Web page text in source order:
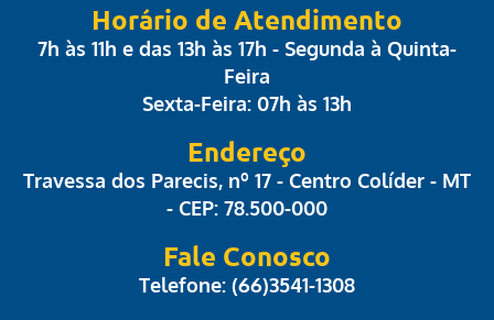
Horário de Atendimento
7h às 11h e das 13h às 17h - Segunda à Quinta-
Feira
Sexta-Feira: 07h às 13h
Endereço
Travessa dos Parecis, nº 17 - Centro Colíder - MT
- CEP: 78.500-000
Fale Conosco
Telefone: (66)3541-1308